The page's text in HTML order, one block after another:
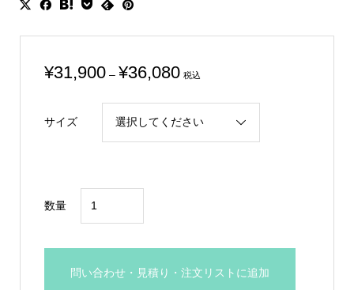
¥31,900 – ¥36,080価
税込
サイズ
数量
川
問い合わせ・見積り・注文リストに追加